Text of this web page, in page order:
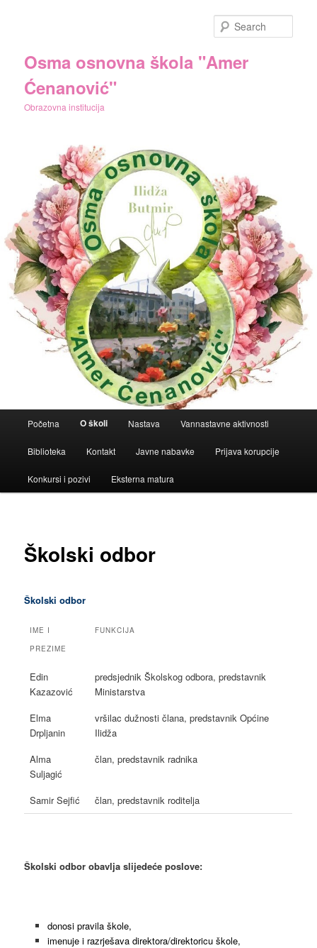
Osma osnovna škola "Amer
Ćenanović"
Obrazovna institucija
Početna O školi Nastava Vannastavne aktivnosti
Biblioteka Kontakt Javne nabavke Prijava korupcije
Konkursi i pozivi Eksterna matura
Školski odbor
Školski odbor
IME I
PREZIME
FUNKCIJA
Edin
Kazazović
predsjednik Školskog odbora, predstavnik
Ministarstva
Elma
Drpljanin
vršilac dužnosti člana, predstavnik Općine
Ilidža
Alma
Suljagić
član, predstavnik radnika
Samir Sejfić član, predstavnik roditelja
Školski odbor obavlja slijedeće poslove:
donosi pravila škole,
imenuje i razrješava direktora/direktoricu škole,